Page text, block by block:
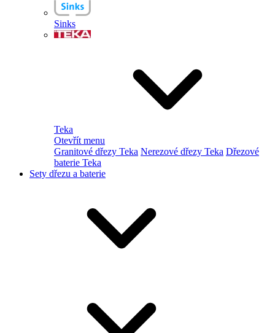
Sinks
Teka
Otevřít menu
Granitové dřezy Teka Nerezové dřezy Teka Dřezové
baterie Teka
Sety dřezu a baterie